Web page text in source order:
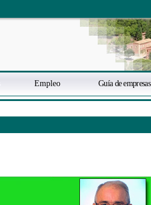
Empleo Guía de empresas